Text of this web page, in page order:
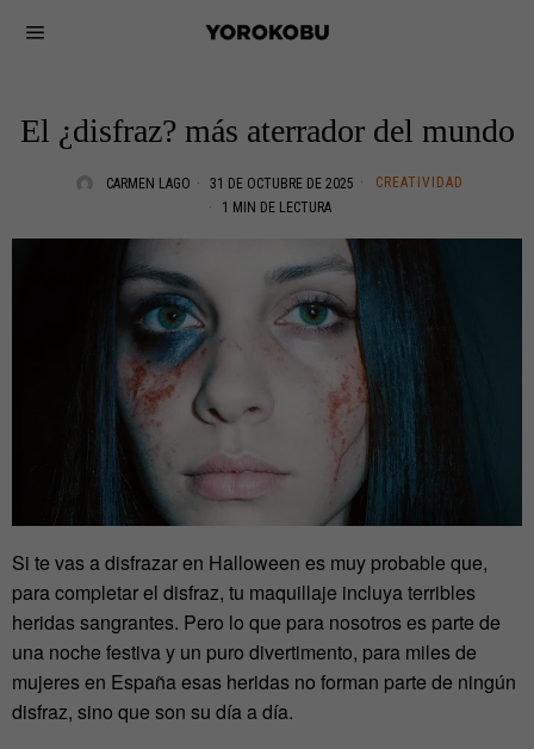
El ¿disfraz? más aterrador del mundo
CARMEN LAGO 31 DE OCTUBRE DE 2025
CREATIVIDAD
1 MIN DE LECTURA
Si te vas a disfrazar en Halloween es muy probable que,
para completar el disfraz, tu maquillaje incluya terribles
heridas sangrantes. Pero lo que para nosotros es parte de
una noche festiva y un puro divertimento, para miles de
mujeres en España esas heridas no forman parte de ningún
disfraz, sino que son su día a día.